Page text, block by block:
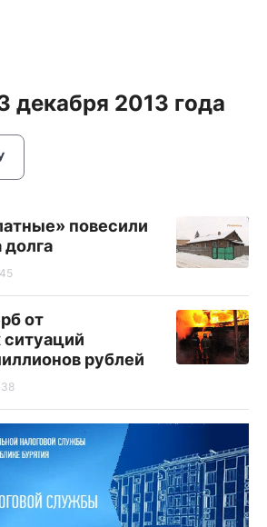
декабря 2013 года
повесили
от
рублей